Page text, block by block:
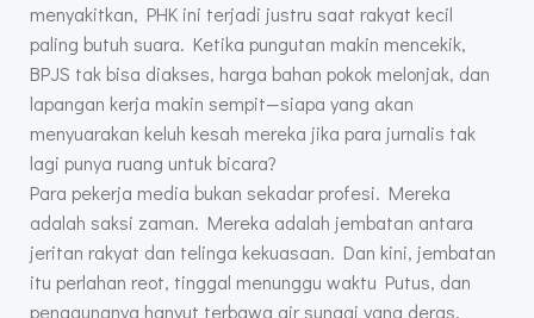
menyakitkan, PHK ini terjadi justru saat rakyat kecil
paling butuh suara. Ketika pungutan makin mencekik,
BPJS tak bisa diakses, harga bahan pokok melonjak, dan
lapangan kerja makin sempit—siapa yang akan
menyuarakan keluh kesah mereka jika para jurnalis tak
lagi punya ruang untuk bicara?
Para pekerja media bukan sekadar profesi. Mereka
adalah saksi zaman. Mereka adalah jembatan antara
jeritan rakyat dan telinga kekuasaan. Dan kini, jembatan
itu perlahan reot, tinggal menunggu waktu Putus, dan
penggunanya hanyut terbawa air sungai yang deras.